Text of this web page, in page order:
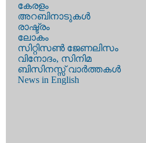
കേരളം
അറബിനാടുകള്‍
രാഷ്ട്രം
ലോകം
സിറ്റിസണ്‍ ജേണലിസം
വിനോദം, സിനിമ
ബിസിനസ്സ് വാര്‍ത്തകള്‍
News in English